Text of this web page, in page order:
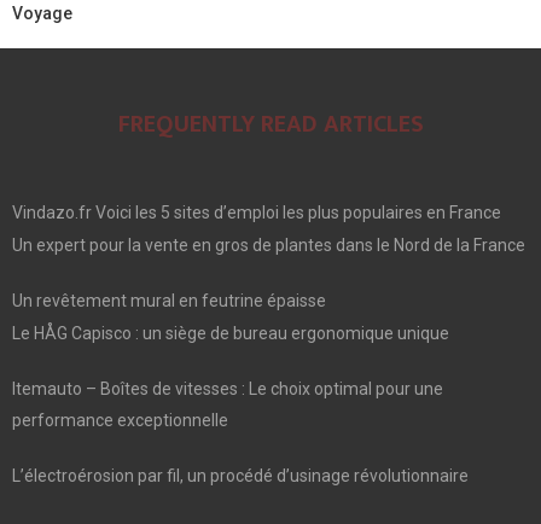
Voyage
FREQUENTLY READ ARTICLES
Vindazo.fr Voici les 5 sites d’emploi les plus populaires en France
Un expert pour la vente en gros de plantes dans le Nord de la France
Un revêtement mural en feutrine épaisse
Le HÅG Capisco : un siège de bureau ergonomique unique
Itemauto – Boîtes de vitesses : Le choix optimal pour une
performance exceptionnelle
L’électroérosion par fil, un procédé d’usinage révolutionnaire